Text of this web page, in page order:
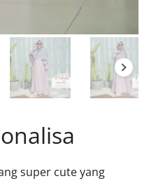
super cute yang